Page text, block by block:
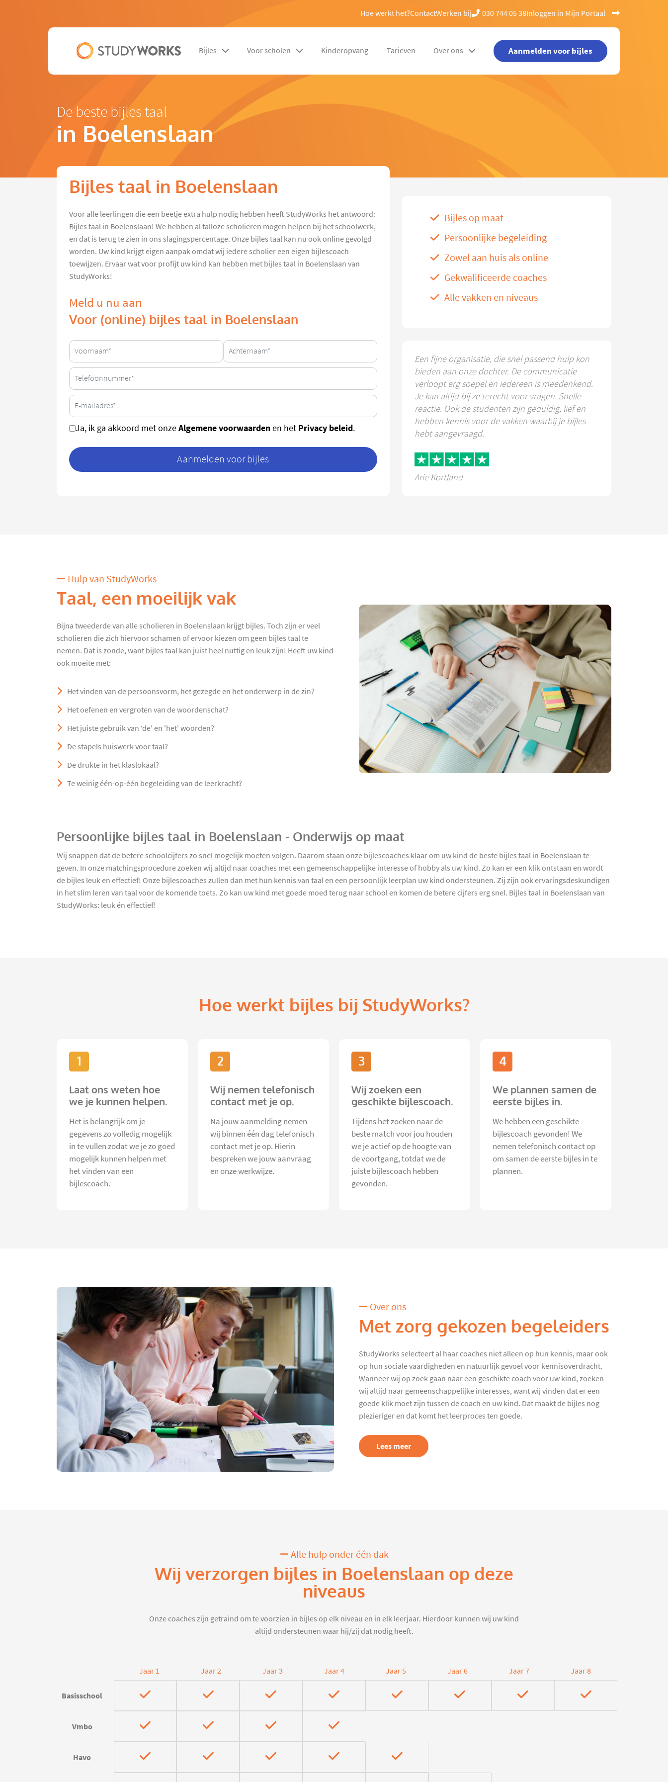
Hoe werkt het?ContactWerken bij 030 744 05 38Inloggen in Mijn Portaal
Bijles Voor scholen Kinderopvang Tarieven Over ons Aanmelden voor bijles
De beste bijles taal
in Boelenslaan
Bijles taal in Boelenslaan
Voor alle leerlingen die een beetje extra hulp nodig hebben heeft StudyWorks het antwoord:
Bijles taal in Boelenslaan! We hebben al talloze scholieren mogen helpen bij het schoolwerk,
en dat is terug te zien in ons slagingspercentage. Onze bijles taal kan nu ook online gevolgd
worden. Uw kind krijgt eigen aanpak omdat wij iedere scholier een eigen bijlescoach
toewijzen. Ervaar wat voor profijt uw kind kan hebben met bijles taal in Boelenslaan van
StudyWorks!
Meld u nu aan
Voor (online) bijles taal in Boelenslaan
Ja, ik ga akkoord met onzeAlgemene voorwaardenen het Privacy beleid.
Aanmelden voor bijles
Bijles op maat
Persoonlijke begeleiding
Zowel aan huis als online
Gekwalificeerde coaches
Alle vakken en niveaus
Een fijne organisatie, die snel passend hulp kon
bieden aan onze dochter. De communicatie
verloopt erg soepel en iedereen is meedenkend.
Je kan altijd bij ze terecht voor vragen. Snelle
reactie. Ook de studenten zijn geduldig, lief en
hebben kennis voor de vakken waarbij je bijles
hebt aangevraagd.
Arie Kortland
Hulp van StudyWorks
Taal, een moeilijk vak
Bijna tweederde van alle scholieren in Boelenslaan krijgt bijles. Toch zijn er veel
scholieren die zich hiervoor schamen of ervoor kiezen om geen bijles taal te
nemen. Dat is zonde, want bijles taal kan juist heel nuttig en leuk zijn! Heeft uw kind
ook moeite met:
Het vinden van de persoonsvorm, het gezegde en het onderwerp in de zin?
Het oefenen en vergroten van de woordenschat?
Het juiste gebruik van ‘de' en 'het' woorden?
De stapels huiswerk voor taal?
De drukte in het klaslokaal?
Te weinig één-op-één begeleiding van de leerkracht?
Persoonlijke bijles taal in Boelenslaan - Onderwijs op maat
Wij snappen dat de betere schoolcijfers zo snel mogelijk moeten volgen. Daarom staan onze bijlescoaches klaar om uw kind de beste bijles taal in Boelenslaan te
geven. In onze matchingsprocedure zoeken wij altijd naar coaches met een gemeenschappelijke interesse of hobby als uw kind. Zo kan er een klik ontstaan en wordt
de bijles leuk en effectief! Onze bijlescoaches zullen dan met hun kennis van taal en een persoonlijk leerplan uw kind ondersteunen. Zij zijn ook ervaringsdeskundigen
in het slim leren van taal voor de komende toets. Zo kan uw kind met goede moed terug naar school en komen de betere cijfers erg snel. Bijles taal in Boelenslaan van
StudyWorks: leuk én effectief!
Hoe werkt bijles bij StudyWorks?
1
Laat ons weten hoe
we je kunnen helpen.
Het is belangrijk om je
gegevens zo volledig mogelijk
in te vullen zodat we je zo goed
mogelijk kunnen helpen met
het vinden van een
bijlescoach.
2
Wij nemen telefonisch
contact met je op.
Na jouw aanmelding nemen
wij binnen één dag telefonisch
contact met je op. Hierin
bespreken we jouw aanvraag
en onze werkwijze.
3
Wij zoeken een
geschikte bijlescoach.
Tijdens het zoeken naar de
beste match voor jou houden
we je actief op de hoogte van
de voortgang, totdat we de
juiste bijlescoach hebben
gevonden.
4
We plannen samen de
eerste bijles in.
We hebben een geschikte
bijlescoach gevonden! We
nemen telefonisch contact op
om samen de eerste bijles in te
plannen.
Over ons
Met zorg gekozen begeleiders
StudyWorks selecteert al haar coaches niet alleen op hun kennis, maar ook
op hun sociale vaardigheden en natuurlijk gevoel voor kennisoverdracht.
Wanneer wij op zoek gaan naar een geschikte coach voor uw kind, zoeken
wij altijd naar gemeenschappelijke interesses, want wij vinden dat er een
goede klik moet zijn tussen de coach en uw kind. Dat maakt de bijles nog
plezieriger en dat komt het leerproces ten goede.
Lees meer
Alle hulp onder één dak
Wij verzorgen bijles in Boelenslaan op deze
niveaus
Onze coaches zijn getraind om te voorzien in bijles op elk niveau en in elk leerjaar. Hierdoor kunnen wij uw kind
altijd ondersteunen waar hij/zij dat nodig heeft.
Jaar 1 Jaar 2 Jaar 3 Jaar 4 Jaar 5 Jaar 6 Jaar 7 Jaar 8
Basisschool
Vmbo
Havo